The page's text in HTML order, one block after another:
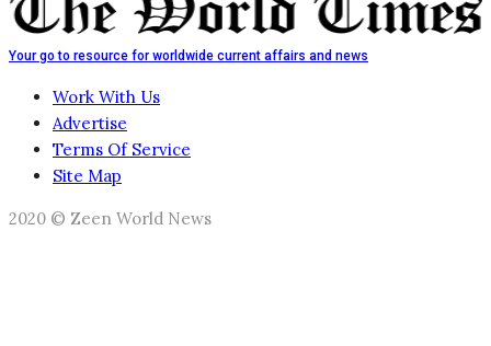
Your go to resource for worldwide current affairs and news
Work With Us
Advertise
Terms Of Service
Site Map
2020 © Zeen World News